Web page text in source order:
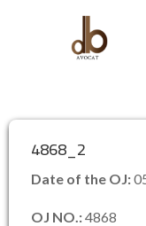
4868_2
Date of the OJ:
OJ NO.:4868